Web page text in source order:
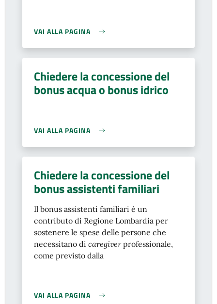
VAI ALLA PAGINA
Chiedere la concessione del
bonus acqua o bonus idrico
VAI ALLA PAGINA
Chiedere la concessione del
bonus assistenti familiari
Il bonus assistenti familiari è un
contributo di Regione Lombardia per
sostenere le spese delle persone che
necessitano di caregiverprofessionale,
come previsto dalla
VAI ALLA PAGINA